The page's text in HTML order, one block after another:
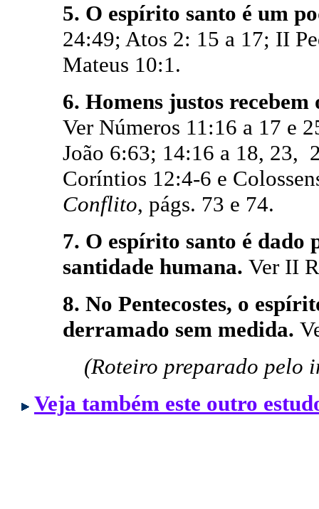
5. O espírito santo é um
24:49; Atos 2: 15 a 17; II
Mateus 10:1.
6. Homens justos
Ver Números 11:16 a 17 e
João 6:63; 14:16 a 18, 23,
Coríntios 12:4-6 e
Conflito, págs. 73 e 74.
7. O espírito santo é dado
santidade humana. Ver II
8. No Pentecostes, o
derramado sem medida.
(Roteiro preparado pelo
Veja também este outro